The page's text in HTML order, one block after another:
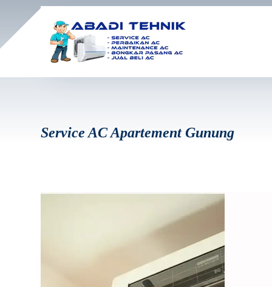
Service AC Apartement Gunung